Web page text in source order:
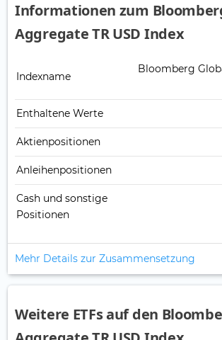
Informationen zum
Aggregate TR USD Index
Indexname
Bloomberg
Enthaltene Werte
Aktienpositionen
Anleihenpositionen
Cash und sonstige
Positionen
Mehr Details zur Zusammensetzung
Weitere ETFs auf den